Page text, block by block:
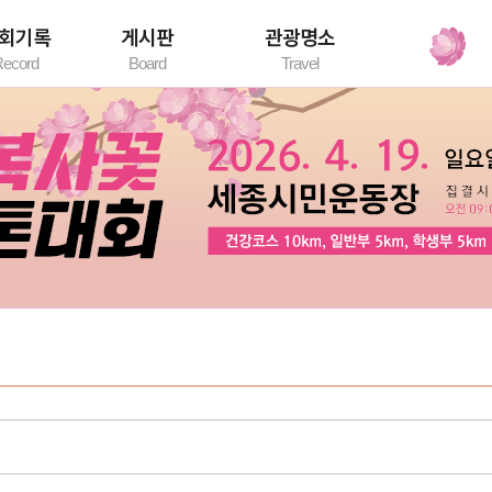
기록
조회
게시판
Board
공지사항
자유게시판
환불게시판
대회갤러리
관광명소
Travel
세종시 관광명소